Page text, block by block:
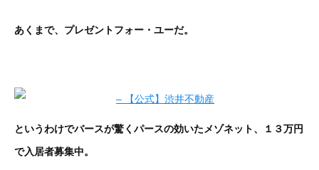
あくまで、プレゼントフォー・ユーだ。
というわけでバースが驚くパースの効いたメゾネット、１３万円
で入居者募集中。